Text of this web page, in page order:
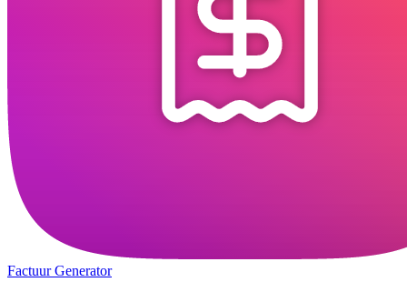
Factuur Generator